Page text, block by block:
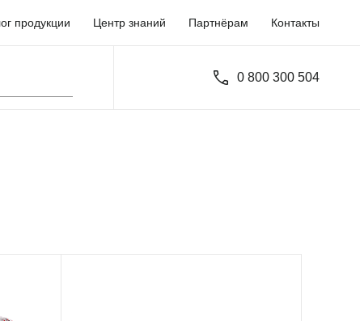
продукции Центр знаний Партнёрам Контакты
0 800 300 504